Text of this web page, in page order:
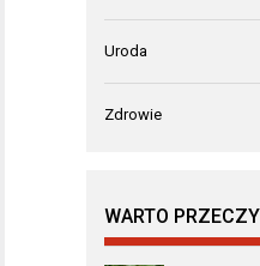
Uroda
Zdrowie
WARTO